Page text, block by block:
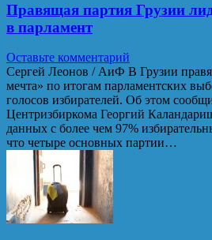
Правящая партия Грузии
в парламент
Оставьте комментарий
Сергей Леонов / АиФ В Грузии
мечта» по итогам парламентских
голосов избирателей. Об этом
Центризбиркома Георгий
данных с более чем 97%
что четыре основных партии…